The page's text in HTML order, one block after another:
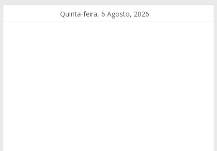
Quinta-feira, 6 Agosto, 2026